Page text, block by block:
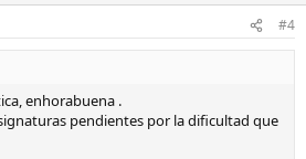
#4
enhorabuena .
pendientes por la dificultad que